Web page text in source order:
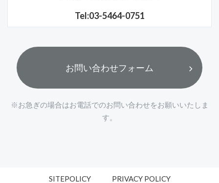
Tel:03-5464-0751
お問い合わせフォーム
※お急ぎの場合はお電話でのお問い合わせをお願いいたしま
す。
SITEPOLICY PRIVACY POLICY